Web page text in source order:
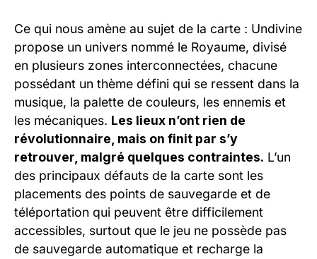
Ce qui nous amène au sujet de la carte : Undivine
propose un univers nommé le Royaume, divisé
en plusieurs zones interconnectées, chacune
possédant un thème défini qui se ressent dans la
musique, la palette de couleurs, les ennemis et
les mécaniques. Les lieux n’ont rien de
révolutionnaire, mais on finit par s’y
retrouver, malgré quelques contraintes. L’un
des principaux défauts de la carte sont les
placements des points de sauvegarde et de
téléportation qui peuvent être difficilement
accessibles, surtout que le jeu ne possède pas
de sauvegarde automatique et recharge la